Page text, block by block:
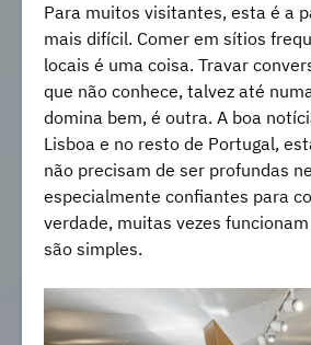
Para muitos visitantes, esta é a
mais difícil. Comer em sítios
locais é uma coisa. Travar
que não conhece, talvez até
domina bem, é outra. A boa
Lisboa e no resto de Portugal,
não precisam de ser profundas
especialmente confiantes para
verdade, muitas vezes
são simples.